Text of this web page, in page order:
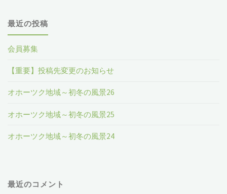
最近の投稿
会員募集
【重要】投稿先変更のお知らせ
オホーツク地域～初冬の風景26
オホーツク地域～初冬の風景25
オホーツク地域～初冬の風景24
最近のコメント